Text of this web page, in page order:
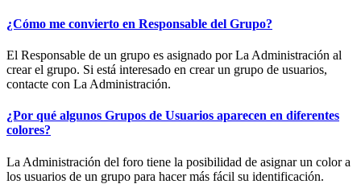
¿Cómo me convierto en Responsable del Grupo?
El Responsable de un grupo es asignado por La Administración al
crear el grupo. Si está interesado en crear un grupo de usuarios,
contacte con La Administración.
¿Por qué algunos Grupos de Usuarios aparecen en diferentes
colores?
La Administración del foro tiene la posibilidad de asignar un color a
los usuarios de un grupo para hacer más fácil su identificación.